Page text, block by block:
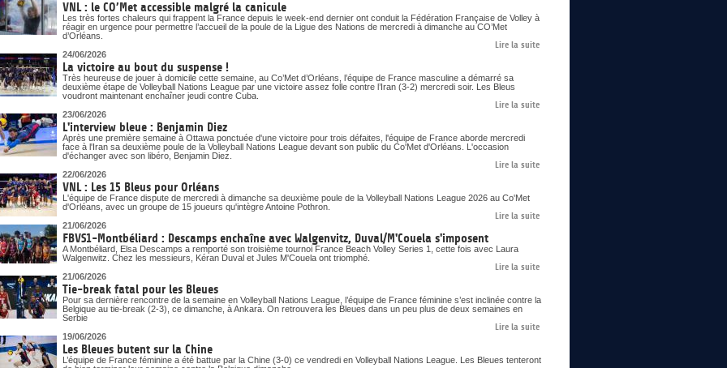
VNL : le CO’Met accessible malgré la canicule
Les très fortes chaleurs qui frappent la France depuis le week-end dernier ont conduit la Fédération Française de Volley à
réagir en urgence pour permettre l’accueil de la poule de la Ligue des Nations de mercredi à dimanche au CO’Met
d’Orléans.
Lire la suite
24/06/2026
La victoire au bout du suspense !
Très heureuse de jouer à domicile cette semaine, au Co’Met d’Orléans, l’équipe de France masculine a démarré sa
deuxième étape de Volleyball Nations League par une victoire assez folle contre l’Iran (3-2) mercredi soir. Les Bleus
voudront maintenant enchaîner jeudi contre Cuba.
Lire la suite
23/06/2026
L'interview bleue : Benjamin Diez
Après une première semaine à Ottawa ponctuée d'une victoire pour trois défaites, l'équipe de France aborde mercredi
face à l'Iran sa deuxième poule de la Volleyball Nations League devant son public du Co'Met d'Orléans. L'occasion
d'échanger avec son libéro, Benjamin Diez.
Lire la suite
22/06/2026
VNL : Les 15 Bleus pour Orléans
L'équipe de France dispute de mercredi à dimanche sa deuxième poule de la Volleyball Nations League 2026 au Co'Met
d'Orléans, avec un groupe de 15 joueurs qu'intègre Antoine Pothron.
Lire la suite
21/06/2026
FBVS1-Montbéliard : Descamps enchaîne avec Walgenvitz, Duval/M'Couela s'imposent
A Montbéliard, Elsa Descamps a remporté son troisième tournoi France Beach Volley Series 1, cette fois avec Laura
Walgenwitz. Chez les messieurs, Kéran Duval et Jules M'Couela ont triomphé.
Lire la suite
21/06/2026
Tie-break fatal pour les Bleues
Pour sa dernière rencontre de la semaine en Volleyball Nations League, l’équipe de France féminine s’est inclinée contre la
Belgique au tie-break (2-3), ce dimanche, à Ankara. On retrouvera les Bleues dans un peu plus de deux semaines en
Serbie
Lire la suite
19/06/2026
Les Bleues butent sur la Chine
L’équipe de France féminine a été battue par la Chine (3-0) ce vendredi en Volleyball Nations League. Les Bleues tenteront